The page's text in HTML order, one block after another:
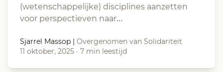
(wetenschappelijke) disciplines aanzetten
voor perspectieven naar…
Sjarrel Massop | Overgenomen van Solidariteit
11 oktober, 2025 · 7 min leestijd